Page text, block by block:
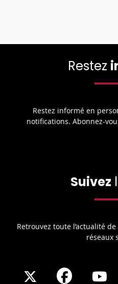
Restez
Restez informé en
notifications. Abonnez-
Suivez
Retrouvez toute l’actualité
réseaux
ShareShare